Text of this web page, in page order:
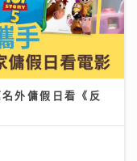
外傭假日看《反